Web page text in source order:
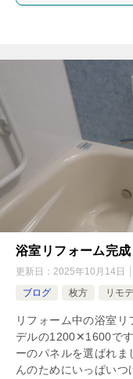
浴室リフォーム完
更新日： 2025年10月14日
ブログ
枚方 リモ
リフォーム中の浴室
デルの1200✕1600で
ーのパネルを選ばれま
んのためにいっぱい